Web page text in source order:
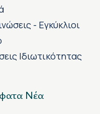
- Εγκύκλιοι
Ιδιωτικότητας
Νέα